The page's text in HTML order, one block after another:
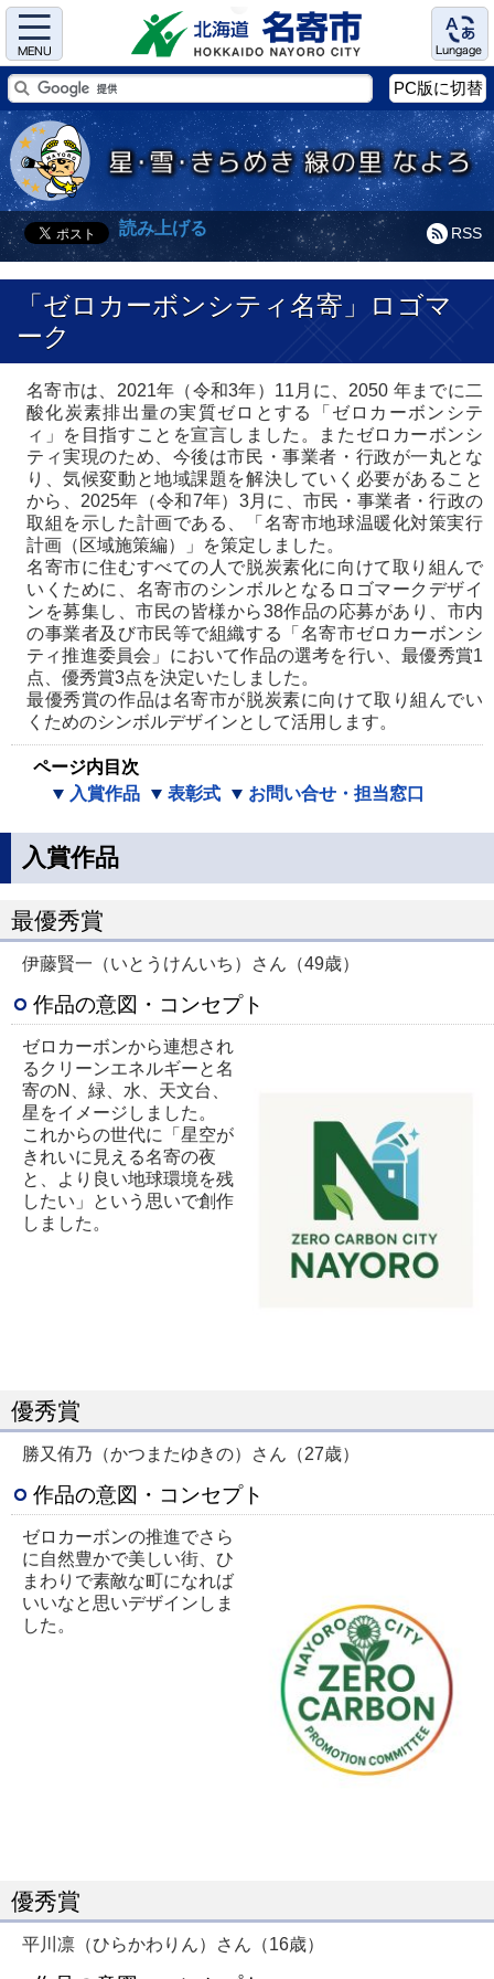
Menu Language
PC版に切替
RSS
読み上げる
「ゼロカーボンシティ名寄」ロゴマ
ーク
名寄市は、2021年（令和3年）11月に、2050 年までに二
酸化炭素排出量の実質ゼロとする「ゼロカーボンシテ
ィ」を目指すことを宣言しました。またゼロカーボンシ
ティ実現のため、今後は市民・事業者・行政が一丸とな
り、気候変動と地域課題を解決していく必要があること
から、2025年（令和7年）3月に、市民・事業者・行政の
取組を示した計画である、「名寄市地球温暖化対策実行
計画（区域施策編）」を策定しました。
名寄市に住むすべての人で脱炭素化に向けて取り組んで
いくために、名寄市のシンボルとなるロゴマークデザイ
ンを募集し、市民の皆様から38作品の応募があり、市内
の事業者及び市民等で組織する「名寄市ゼロカーボンシ
ティ推進委員会」において作品の選考を行い、最優秀賞1
点、優秀賞3点を決定いたしました。
最優秀賞の作品は名寄市が脱炭素に向けて取り組んでい
くためのシンボルデザインとして活用します。
ページ内目次
入賞作品
表彰式 お問い合せ・担当窓口
入賞作品
最優秀賞
伊藤賢一（いとうけんいち）さん（49歳）
作品の意図・コンセプト
ゼロカーボンから連想され
るクリーンエネルギーと名
寄のN、緑、水、天文台、
星をイメージしました。
これからの世代に「星空が
きれいに見える名寄の夜
と、より良い地球環境を残
したい」という思いで創作
しました。
優秀賞
勝又侑乃（かつまたゆきの）さん（27歳）
作品の意図・コンセプト
ゼロカーボンの推進でさら
に自然豊かで美しい街、ひ
まわりで素敵な町になれば
いいなと思いデザインしま
した。
優秀賞
平川凛（ひらかわりん）さん（16歳）